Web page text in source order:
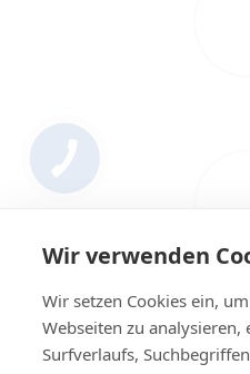
Wir verwenden
Wir setzen Cookies ein,
Webseiten zu analysieren,
Surfverlaufs,